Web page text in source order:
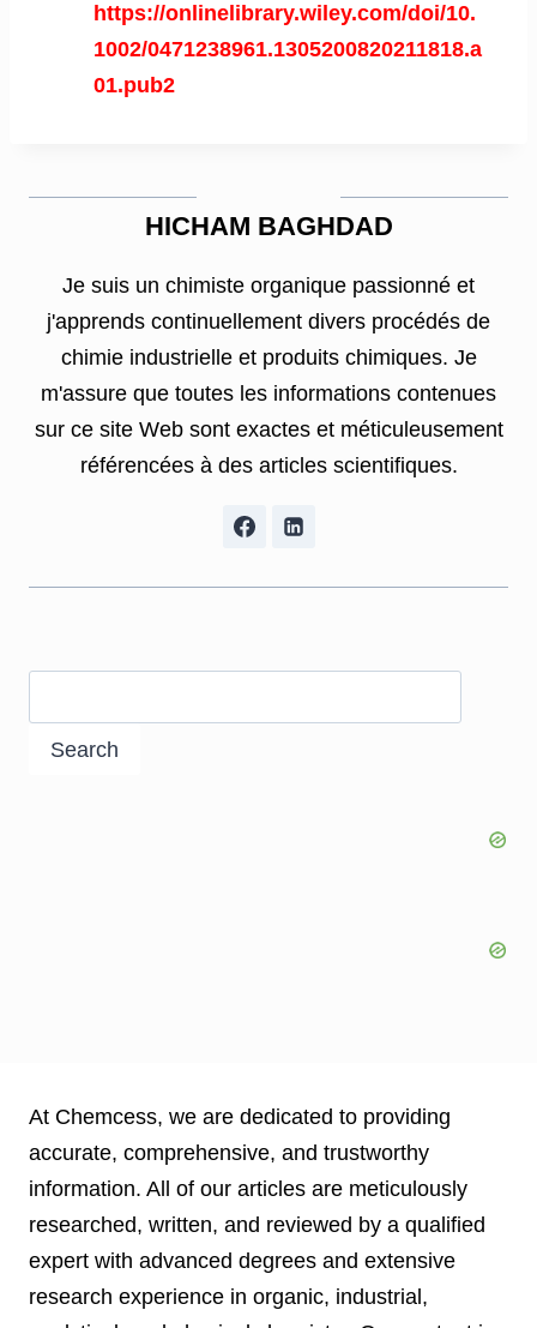
https://onlinelibrary.wiley.com/doi/10.
1002/0471238961.1305200820211818.a
01.pub2
HICHAM BAGHDAD
Je suis un chimiste organique passionné et
j'apprends continuellement divers procédés de
chimie industrielle et produits chimiques. Je
m'assure que toutes les informations contenues
sur ce site Web sont exactes et méticuleusement
référencées à des articles scientifiques.
Search
At Chemcess, we are dedicated to providing
accurate, comprehensive, and trustworthy
information. All of our articles are meticulously
researched, written, and reviewed by a qualified
expert with advanced degrees and extensive
research experience in organic, industrial,